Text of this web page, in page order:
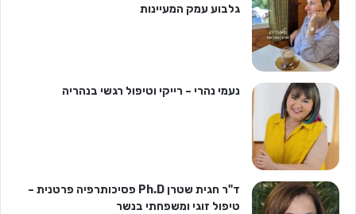
גלבוע עמק המעיינות
נעמי נהרי – רייקי וטיפול רגשי בנהריה
ד"ר חגית שטרן Ph.D פסיכותרפיה פרטנית –
טיפול זוגי ומשפחתי בנשר